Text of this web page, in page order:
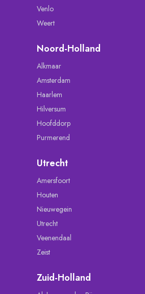
Venlo
Weert
Noord-Holland
Alkmaar
Amsterdam
Haarlem
Hilversum
Hoofddorp
Purmerend
Utrecht
Amersfoort
Houten
Nieuwegein
Utrecht
Veenendaal
Zeist
Zuid-Holland